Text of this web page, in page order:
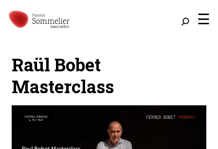
☰
Raül Bobet
Masterclass